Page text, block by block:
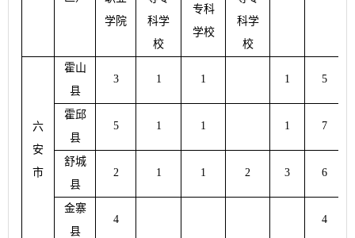
学院
科学
校
专科
学校
科学
校
六
安
市
霍山
县
3 1 1 1 5
霍邱
县
5 1 1 1 7
舒城
县
2 1 1 2 3 6
金寨
县
4 4